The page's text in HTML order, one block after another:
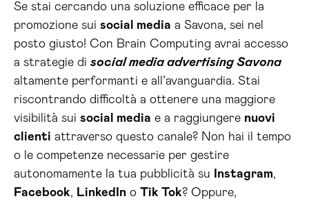
Se stai cercando una soluzione efficace per la
promozione sui social media a Savona, sei nel
posto giusto! Con Brain Computing avrai accesso
a strategie di social media advertising Savona
altamente performanti e all’avanguardia. Stai
riscontrando difficoltà a ottenere una maggiore
visibilità sui social media e a raggiungere nuovi
clienti attraverso questo canale? Non hai il tempo
o le competenze necessarie per gestire
autonomamente la tua pubblicità su
Instagram,
Facebook, LinkedIn o Tik Tok? Oppure,